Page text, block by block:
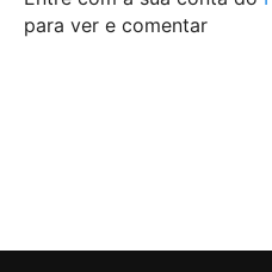
para ver e comentar